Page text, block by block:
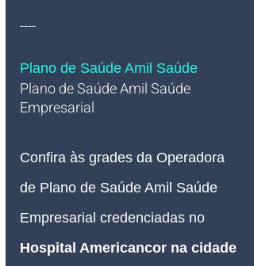
----
Plano de Saúde Amil Saúde
Plano de Saúde Amil Saúde
Empresarial
Confira às grades da Operadora
de Plano de Saúde Amil Saúde
Empresarial credenciadas no
Hospital Americancor na cidade